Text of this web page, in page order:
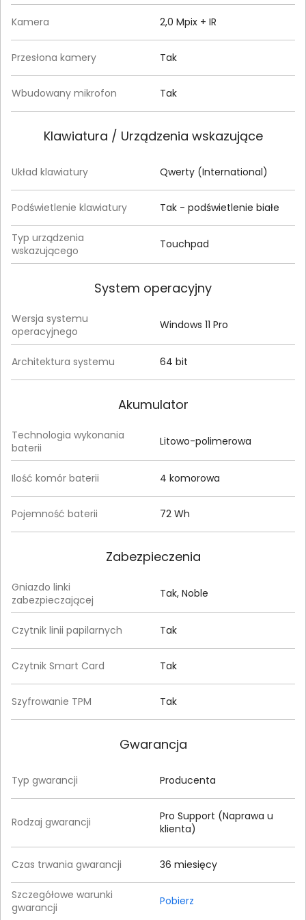
Kamera 2,0 Mpix + IR
Przesłona kamery Tak
Wbudowany mikrofon Tak
Klawiatura / Urządzenia wskazujące
Układ klawiatury Qwerty (International)
Podświetlenie klawiatury Tak - podświetlenie białe
Typ urządzenia
wskazującego
Touchpad
System operacyjny
Wersja systemu
operacyjnego
Windows 11 Pro
Architektura systemu 64 bit
Akumulator
Technologia wykonania
baterii
Litowo-polimerowa
Ilość komór baterii 4 komorowa
Pojemność baterii 72 Wh
Zabezpieczenia
Gniazdo linki
zabezpieczającej
Tak, Noble
Czytnik linii papilarnych Tak
Czytnik Smart Card Tak
Szyfrowanie TPM Tak
Gwarancja
Typ gwarancji Producenta
Rodzaj gwarancji
Pro Support (Naprawa u
klienta)
Czas trwania gwarancji 36 miesięcy
Szczegółowe warunki
gwarancji
Pobierz